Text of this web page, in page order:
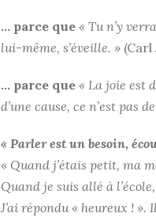
… parce que « Tu n’y
lui-même, s’éveille. » (Carl
… parce que « La joie est
d’une cause, ce n’est pas
« Parler est un besoin,
« Quand j’étais petit, ma
Quand je suis allé à
J’ai répondu « heureux ! ».